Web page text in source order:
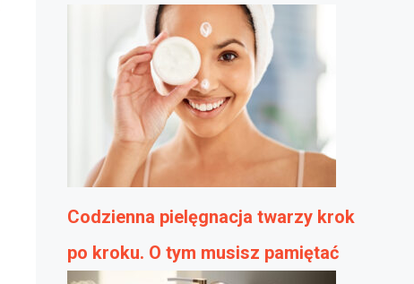
Codzienna pielęgnacja twarzy krok
po kroku. O tym musisz pamiętać